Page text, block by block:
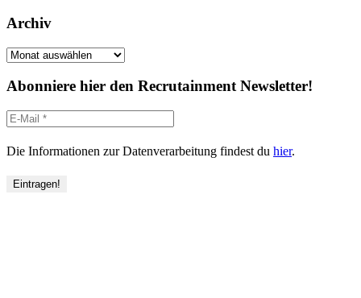
Archiv
Archiv
Abonniere hier den Recrutainment Newsletter!
Die Informationen zur Datenverarbeitung findest du hier.